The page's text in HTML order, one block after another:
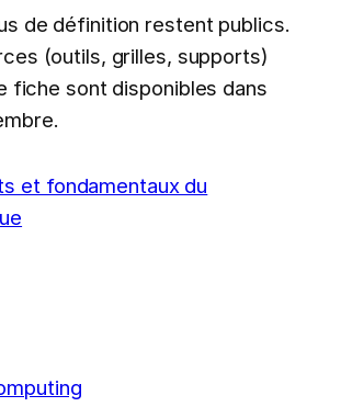
de définition restent publics.
(outils, grilles, supports)
fiche sont disponibles dans
et fondamentaux du